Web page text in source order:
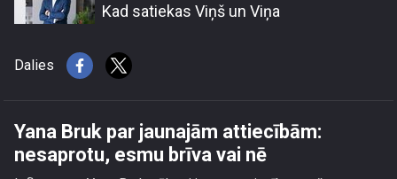
Kad satiekas Viņš un Viņa
Dalies
Yana Bruk par jaunajām attiecībām:
nesaprotu, esmu brīva vai nē